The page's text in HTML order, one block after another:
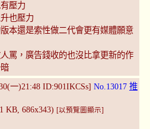
壓力
也壓力
本還是索性做二代會更有媒體願意
罵，廣告錢收的也沒比拿更新的作
一)21:48 ID:901IKCSs] No.13017 推
KB, 686x343) [以預覽圖顯示]